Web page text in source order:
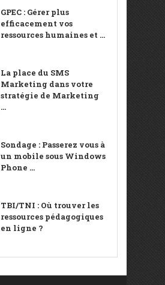
GPEC : Gérer plus
efficacement vos
ressources humaines et ...
La place du SMS
Marketing dans votre
stratégie de Marketing
...
Sondage : Passerez vous à
un mobile sous Windows
Phone ...
TBI/TNI : Où trouver les
ressources pédagogiques
en ligne ?